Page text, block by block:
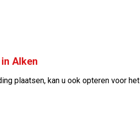
Alken
plaatsen, kan u ook opteren voor het